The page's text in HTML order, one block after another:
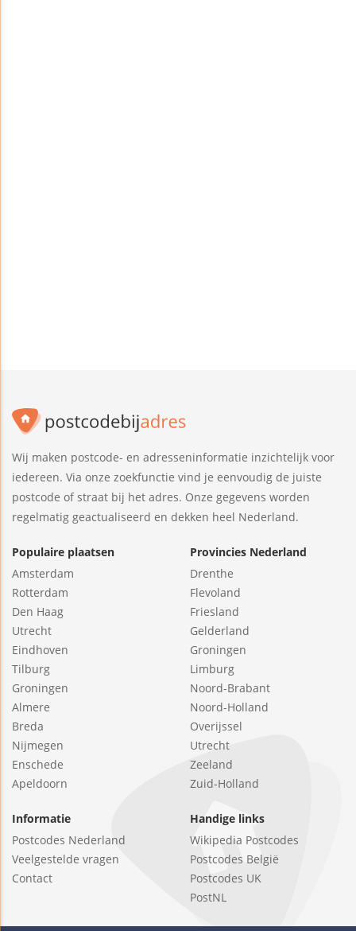
Wij maken postcode- en adresseninformatie inzichtelijk voor
iedereen. Via onze zoekfunctie vind je eenvoudig de juiste
postcode of straat bij het adres. Onze gegevens worden
regelmatig geactualiseerd en dekken heel Nederland.
Populaire plaatsen
Amsterdam
Rotterdam
Den Haag
Utrecht
Eindhoven
Tilburg
Groningen
Almere
Breda
Nijmegen
Enschede
Apeldoorn
Provincies Nederland
Drenthe
Flevoland
Friesland
Gelderland
Groningen
Limburg
Noord-Brabant
Noord-Holland
Overijssel
Utrecht
Zeeland
Zuid-Holland
Informatie
Postcodes Nederland
Veelgestelde vragen
Contact
Handige links
Wikipedia Postcodes
Postcodes België
Postcodes UK
PostNL